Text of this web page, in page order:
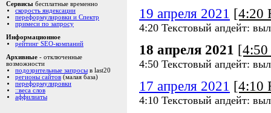
Сервисы бесплатные временно
скорость яндексации
переформулировки и Спектр
примеси по запросу
Информационное
рейтинг SEO-компаний
Архивные - отключенные
возможности
подозрительные запросы в last20
регионы сайтов (малая база)
переформулировки
::веса слов
аффилиаты
19 апреля 2021 [4:20
4:20 Текстовый апдейт:
18 апреля 2021
4:50 Текстовый апдейт:
17 апреля 2021 [4:10
4:10 Текстовый апдейт: